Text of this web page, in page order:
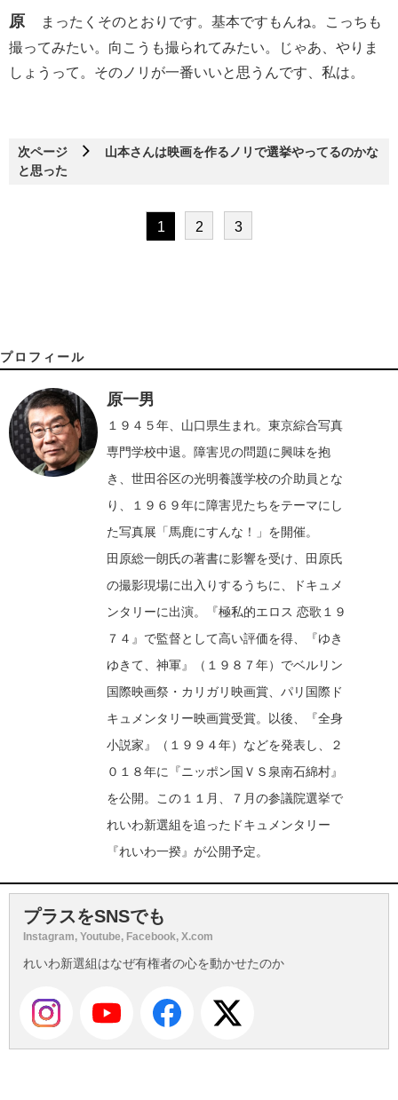
原
まったくそのとおりです。基本ですもんね。こっちも
撮ってみたい。向こうも撮られてみたい。じゃあ、やりま
しょうって。そのノリが一番いいと思うんです、私は。
次ページ
山本さんは映画を作るノリで選挙やってるのかな
と思った
1 2 3
プロフィール
原一男
１９４５年、山口県生まれ。東京綜合写真
専門学校中退。障害児の問題に興味を抱
き、世田谷区の光明養護学校の介助員とな
り、１９６９年に障害児たちをテーマにし
た写真展「馬鹿にすんな！」を開催。
田原総一朗氏の著書に影響を受け、田原氏
の撮影現場に出入りするうちに、ドキュメ
ンタリーに出演。『極私的エロス 恋歌１９
７４』で監督として高い評価を得、『ゆき
ゆきて、神軍』（１９８７年）でベルリン
国際映画祭・カリガリ映画賞、パリ国際ド
キュメンタリー映画賞受賞。以後、『全身
小説家』（１９９４年）などを発表し、２
０１８年に『ニッポン国ＶＳ泉南石綿村』
を公開。この１１月、７月の参議院選挙で
れいわ新選組を追ったドキュメンタリー
『れいわ一揆』が公開予定。
プラスをSNSでも
Instagram, Youtube, Facebook, X.com
れいわ新選組はなぜ有権者の心を動かせたのか